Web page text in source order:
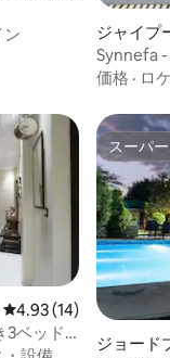
ジャイプ
Synnefa -
オ付きプ
価格 · ロ
レビュー14件、5つ星
4.93 (14)
3ベッド
スーパ
スーパ
ジョード